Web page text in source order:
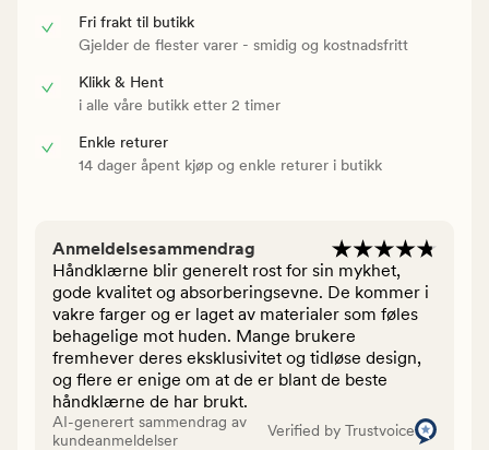
Fri frakt til butikk
Gjelder de flester varer - smidig og kostnadsfritt
Klikk & Hent
i alle våre butikk etter 2 timer
Enkle returer
14 dager åpent kjøp og enkle returer i butikk
Anmeldelsesammendrag
Håndklærne blir generelt rost for sin mykhet,
gode kvalitet og absorberingsevne. De kommer i
vakre farger og er laget av materialer som føles
behagelige mot huden. Mange brukere
fremhever deres eksklusivitet og tidløse design,
og flere er enige om at de er blant de beste
håndklærne de har brukt.
AI-generert sammendrag av
kundeanmeldelser
Verified by Trustvoice